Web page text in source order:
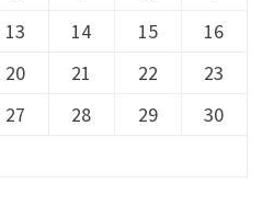
13 14 15
16
20 21 22
23
27 28 29
30